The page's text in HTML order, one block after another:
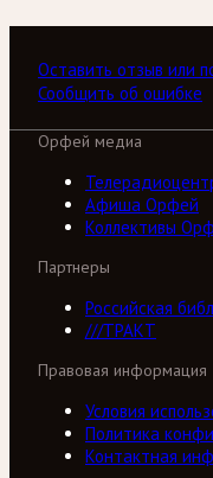
Оставить отзыв или
Сообщить об ошибке
Орфей медиа
Афиша Орфей
Коллективы
Партнеры
Российская
///ТРАКТ
Правовая информация
Условия
Политика
Контактная